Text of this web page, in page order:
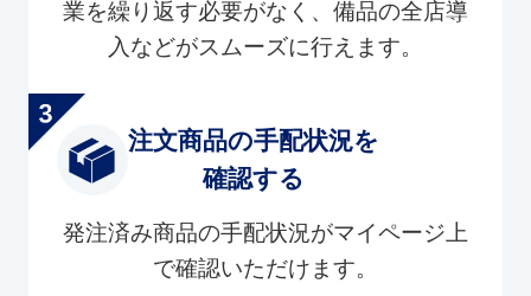
業を繰り返す必要がなく、備品の全店導
入などがスムーズに行えます。
注文商品の手配状況を
確認する
発注済み商品の手配状況がマイページ上
で確認いただけます。